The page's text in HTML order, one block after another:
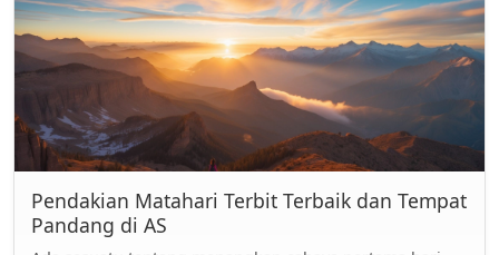
Pendakian Matahari Terbit Terbaik dan Tempat
Pandang di AS